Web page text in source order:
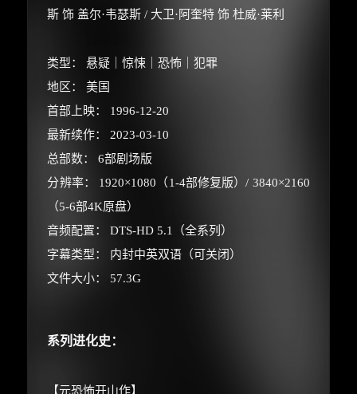
斯 饰 盖尔·韦瑟斯 / 大卫·阿奎特 饰 杜威·莱利
类型： 悬疑｜惊悚｜恐怖｜犯罪
地区： 美国
首部上映： 1996-12-20
最新续作： 2023-03-10
总部数： 6部剧场版
分辨率： 1920×1080（1-4部修复版）/ 3840×2160
（5-6部4K原盘）
音频配置： DTS-HD 5.1（全系列）
字幕类型： 内封中英双语（可关闭）
文件大小： 57.3G
系列进化史：
【元恐怖开山作】